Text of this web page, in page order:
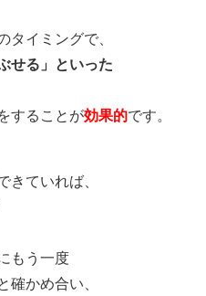
タイミングで、
せる」といった
することが効果的です。
きていれば、
もう一度
確かめ合い、